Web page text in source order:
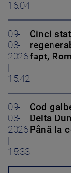
16:04
09-
08-
2026
15:42
Cinci
fapt,
09-
08-
2026
15:33
Cod
Delta
Până la